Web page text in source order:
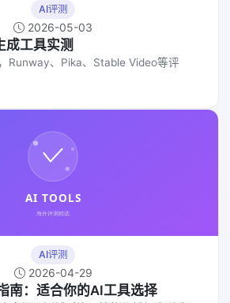
AI评测
2026-05-03
成工具实测
Runway、Pika、Stable Video等评
AI评测
2026-04-29
南：适合你的AI工具选择